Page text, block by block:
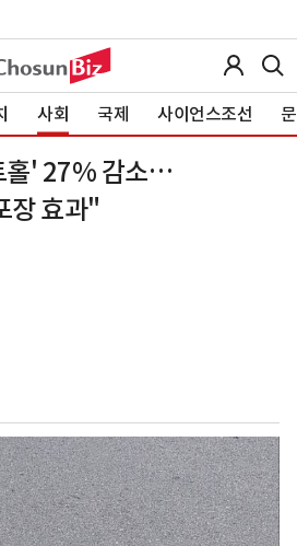
사회 국제 사이언스조선
홀' 27% 감소…
장 효과"